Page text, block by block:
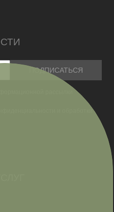
рассылки
и обработки